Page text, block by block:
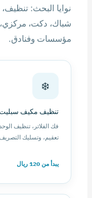
نوايا البحث:
شباك، دكت،
مؤسسات وفنادق.
❄️
تنظيف مكيف
فك الفلاتر، تنظيف
تعقيم، وتسليك
يبدأ من 120 ريال